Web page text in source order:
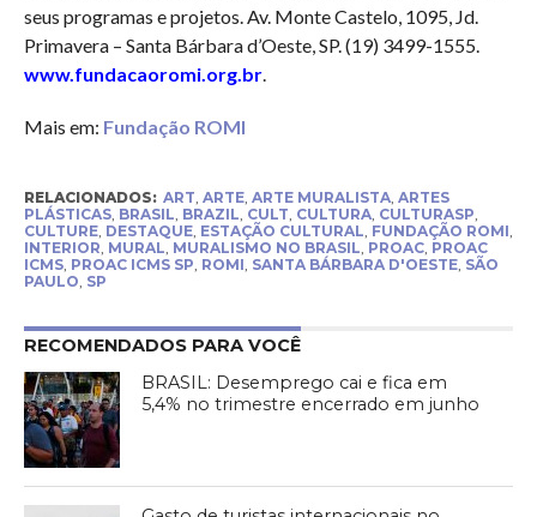
seus programas e projetos. Av. Monte Castelo, 1095, Jd.
Primavera – Santa Bárbara d’Oeste, SP. (19) 3499-1555.
www.fundacaoromi.org.br.
Mais em: Fundação ROMI
RELACIONADOS: ART ARTE, ARTE MURALISTA, ARTES
PLÁSTICAS, BRASIL BRAZIL CULT CULTURA, CULTURASP
CULTURE, DESTAQUE, ESTAÇÃO CULTURAL FUNDAÇÃO ROMI
INTERIOR MURAL MURALISMO NO BRASIL PROAC, PROAC
ICMS, PROAC ICMS SP ROMI SANTA BÁRBARA D'OESTE, SÃO
PAULO SP
RECOMENDADOS PARA VOCÊ
BRASIL: Desemprego cai e fica em
5,4% no trimestre encerrado em junho